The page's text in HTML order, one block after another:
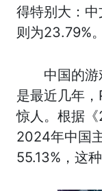
得特别大：
则为23.79%。
中国的
是最近几年
惊人。根据
2024年中国
55.13%，这